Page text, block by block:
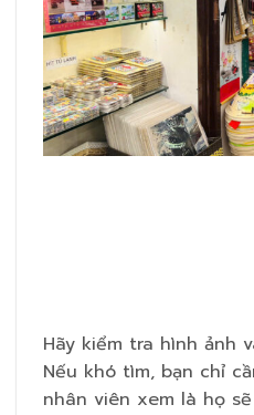
Hãy kiểm tra hình ảnh
Nếu khó tìm, bạn chỉ
nhân viên xem là họ